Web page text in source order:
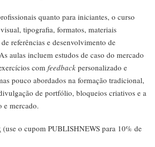
quanto para iniciantes, o curso
tipografia, formatos, materiais
referências e desenvolvimento de
aulas incluem estudos de caso do mercado
com feedback personalizado e
pouco abordados na formação tradicional,
de portfólio, bloqueios criativos e a
e mercado.
(use o cupom PUBLISHNEWS para 10% de